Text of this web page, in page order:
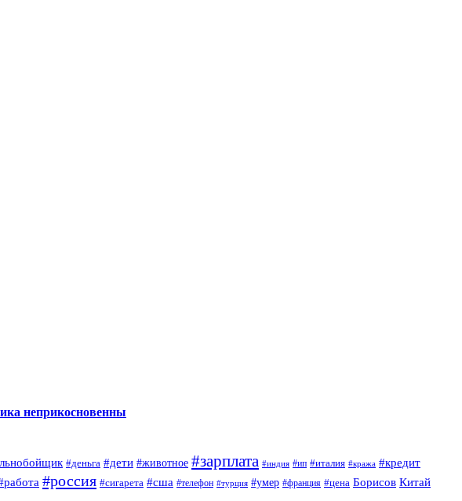
неприкосновенны
#деньга #дети #животное #зарплата #индия #ип #италия #кража #кредит
#россия #сигарета #сша #телефон #турция #умер #франция #цена Борисов Китай